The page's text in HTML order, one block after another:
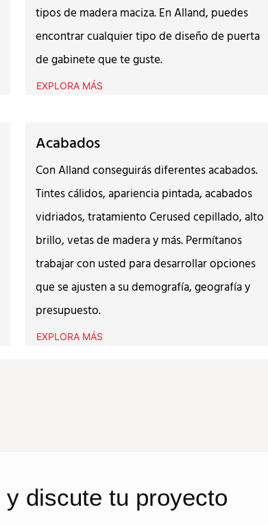
tipos de madera maciza. En Alland, puedes
encontrar cualquier tipo de diseño de puerta
de gabinete que te guste.
EXPLORA MÁS
Acabados
Con Alland conseguirás diferentes acabados.
Tintes cálidos, apariencia pintada, acabados
vidriados, tratamiento Cerused cepillado, alto
brillo, vetas de madera y más. Permítanos
trabajar con usted para desarrollar opciones
que se ajusten a su demografía, geografía y
presupuesto.
EXPLORA MÁS
y discute tu proyecto